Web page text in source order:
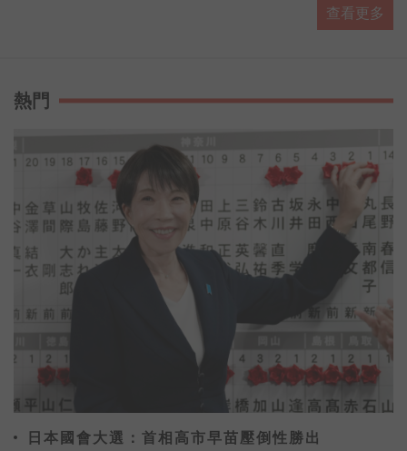
的選擇，陪伴你的每星期。
#開啟直播小鈴鐺不漏掉最新消息
查看更多
熱門
日本國會大選：首相高市早苗壓倒性勝出